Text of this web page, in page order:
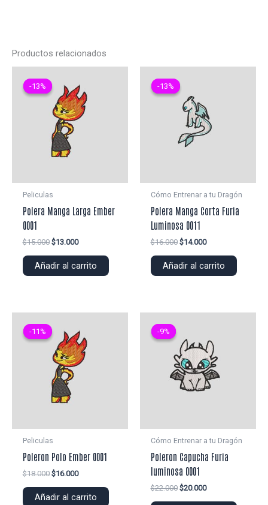
Productos relacionados
-13%
-13%
Peliculas
Polera Manga Larga Ember
0001
$15.000 El
original
$13.000El
actual
Añadir al carrito
-13%
-13%
Cómo Entrenar a tu Dragón
Polera Manga Corta Furia
Luminosa 0011
$16.000 El
original
$14.000El
actual
Añadir al carrito
-11%
-11%
Peliculas
Poleron Polo Ember 0001
$18.000 El
original
$16.000El
actual
Añadir al carrito
-9%
-9%
Cómo Entrenar a tu Dragón
Poleron Capucha Furia
luminosa 0001
$22.000 El
$20.000El